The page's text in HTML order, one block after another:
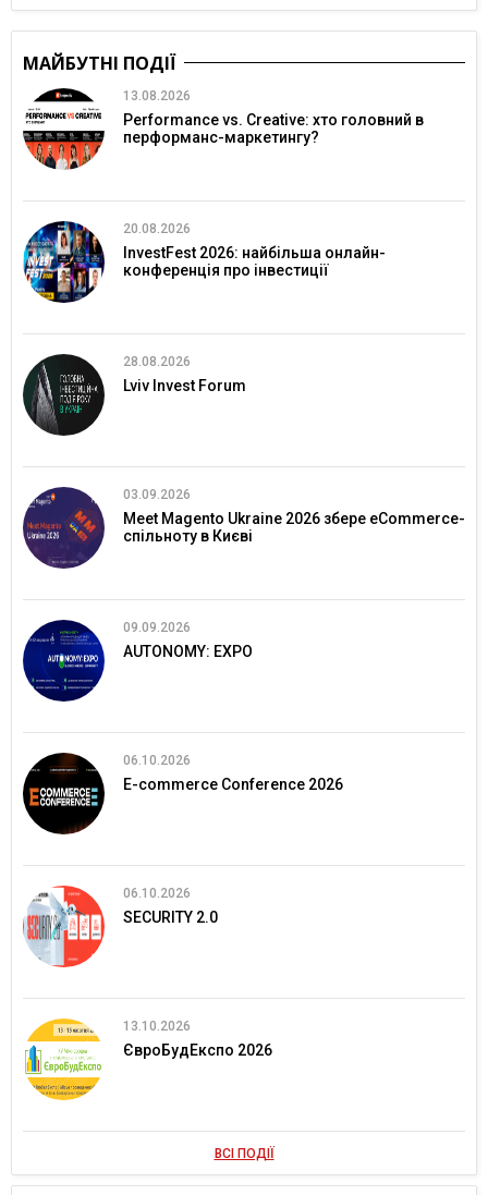
МАЙБУТНІ ПОДІЇ
13.08.2026
Performance vs. Creative: хто головний в
перформанс-маркетингу?
20.08.2026
InvestFest 2026: найбільша онлайн-
конференція про інвестиції
28.08.2026
Lviv Invest Forum
03.09.2026
Meet Magento Ukraine 2026 збере eCommerce-
спільноту в Києві
09.09.2026
AUTONOMY: EXPO
06.10.2026
E-commerce Conference 2026
06.10.2026
SECURITY 2.0
13.10.2026
ЄвроБудЕкспо 2026
ВСІ ПОДІЇ